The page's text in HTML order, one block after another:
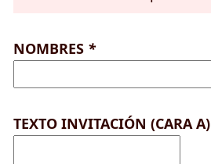
NOMBRES *
TEXTO INVITACIÓN (CARA A)